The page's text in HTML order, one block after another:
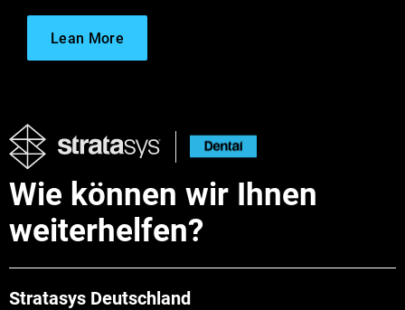
Lean More
Wie können wir Ihnen
weiterhelfen?
Stratasys Deutschland